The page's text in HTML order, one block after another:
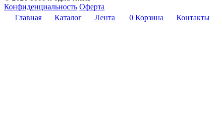
Конфиденциальность Оферта
Главная
Каталог Лента 0 Корзина Контакты